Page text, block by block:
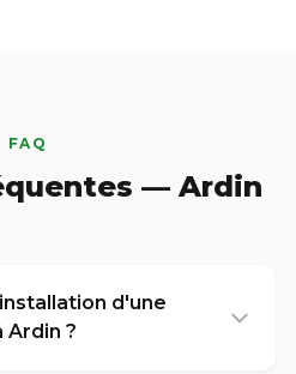
FAQ
— Ardin
d'une
Ardin ?